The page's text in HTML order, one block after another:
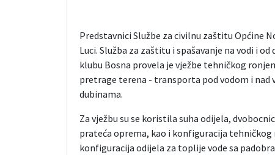
Predstavnici Službe za civilnu zaštitu Općine
Luci. Služba za zaštitu i spašavanje na vodi i
klubu Bosna provela je vježbe tehničkog
pretrage terena - transporta pod vodom i nad
dubinama.
Za vježbu su se koristila suha odijela,
prateća oprema, kao i konfiguracija
konfiguracija odijela za toplije vode sa